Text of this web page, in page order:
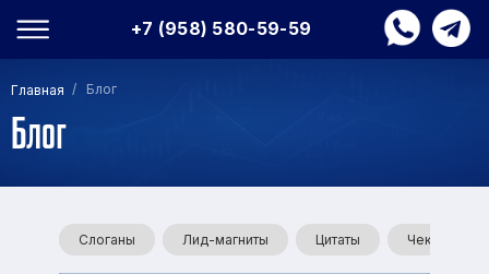
+7 (958) 580-59-59
Главная / Блог
Блог
Слоганы Лид-магниты Цитаты Чек-листы